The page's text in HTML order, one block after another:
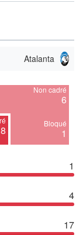
Atalanta
8
Non cadré
6
Bloqué
1
1
4
17